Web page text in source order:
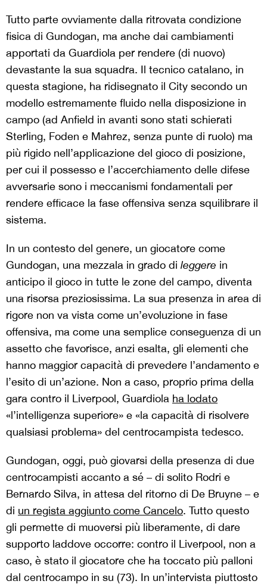
Tutto parte ovviamente dalla ritrovata condizione
fisica di Gundogan, ma anche dai cambiamenti
apportati da Guardiola per rendere (di nuovo)
devastante la sua squadra. Il tecnico catalano, in
questa stagione, ha ridisegnato il City secondo un
modello estremamente fluido nella disposizione in
campo (ad Anfield in avanti sono stati schierati
Sterling, Foden e Mahrez, senza punte di ruolo) ma
più rigido nell’applicazione del gioco di posizione,
per cui il possesso e l’accerchiamento delle difese
avversarie sono i meccanismi fondamentali per
rendere efficace la fase offensiva senza squilibrare il
sistema.
In un contesto del genere, un giocatore come
Gundogan, una mezzala in grado di leggere in
anticipo il gioco in tutte le zone del campo, diventa
una risorsa preziosissima. La sua presenza in area di
rigore non va vista come un’evoluzione in fase
offensiva, ma come una semplice conseguenza di un
assetto che favorisce, anzi esalta, gli elementi che
hanno maggior capacità di prevedere l’andamento e
l’esito di un’azione. Non a caso, proprio prima della
gara contro il Liverpool, Guardiola ha lodato
«l’intelligenza superiore» e «la capacità di risolvere
qualsiasi problema» del centrocampista tedesco.
Gundogan, oggi, può giovarsi della presenza di due
centrocampisti accanto a sé – di solito Rodri e
Bernardo Silva, in attesa del ritorno di De Bruyne – e
di un regista aggiunto come Cancelo. Tutto questo
gli permette di muoversi più liberamente, di dare
supporto laddove occorre: contro il Liverpool, non a
caso, è stato il giocatore che ha toccato più palloni
dal centrocampo in su (73). In un’intervista piuttosto